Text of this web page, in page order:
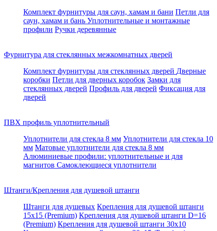
Комплект фурнитуры для саун, хамам и бани Петли для
саун, хамам и бань Уплотнительные и монтажные
профили Ручки деревянные
Фурнитура для стеклянных межкомнатных дверей
Комплект фурнитуры для стеклянных дверей Дверные
коробки Петли для дверных коробок Замки для
стеклянных дверей Профиль для дверей Фиксация для
дверей
ПВХ профиль уплотнительный
Уплотнители для стекла 8 мм Уплотнители для стекла 10
мм Матовые уплотнители для стекла 8 мм
Алюминиевые профили: уплотнительные и для
магнитов Самоклеющиеся уплотнители
Штанги/Крепления для душевой штанги
Штанги для душевых Крепления для душевой штанги
15х15 (Premium) Крепления для душевой штанги D=16
(Premium) Крепления для душевой штанги 30x10